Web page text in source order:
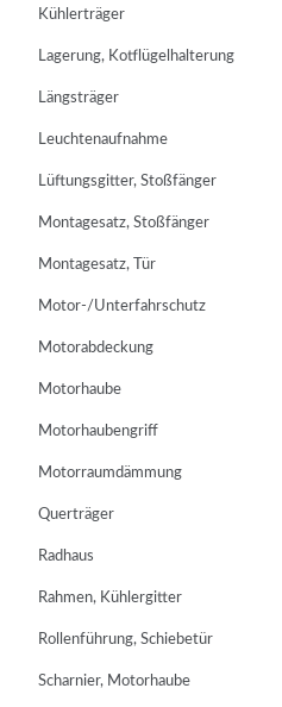
Kühlerträger
Lagerung, Kotflügelhalterung
Längsträger
Leuchtenaufnahme
Lüftungsgitter, Stoßfänger
Montagesatz, Stoßfänger
Montagesatz, Tür
Motor-/Unterfahrschutz
Motorabdeckung
Motorhaube
Motorhaubengriff
Motorraumdämmung
Querträger
Radhaus
Rahmen, Kühlergitter
Rollenführung, Schiebetür
Scharnier, Motorhaube